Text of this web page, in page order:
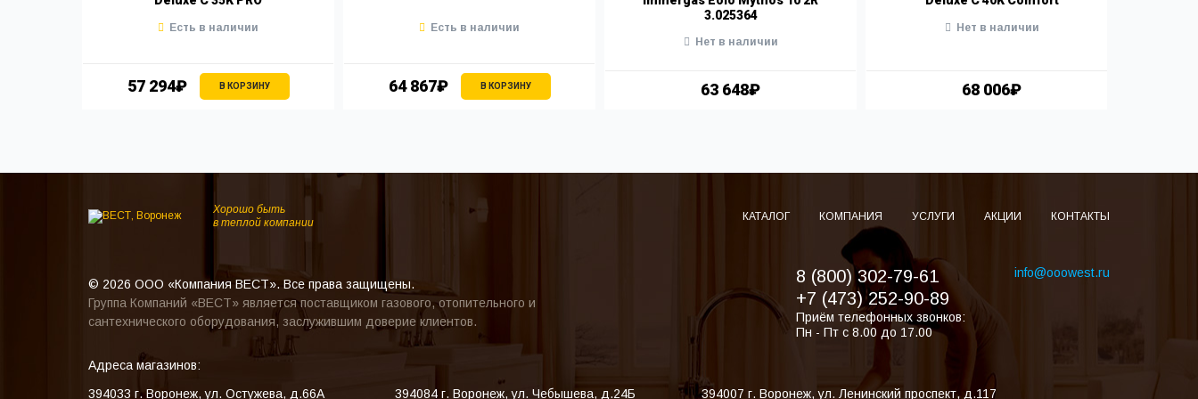
57 294₽ В КОРЗИНУ
Есть в наличии
64 867₽ В КОРЗИНУ
Есть в наличии
3.025364
63 648₽
Нет в наличии
68 006₽
Нет в наличии
Хорошо быть
в теплой компании
КАТАЛОГ КОМПАНИЯ УСЛУГИ АКЦИИ КОНТАКТЫ
© 2026 ООО «Компания ВЕСТ». Все права защищены.
Группа Компаний «ВЕСТ» является поставщиком газового, отопительного и
сантехнического оборудования, заслужившим доверие клиентов.
8 (800) 302-79-61
+7 (473) 252-90-89
Приём телефонных звонков:
Пн - Пт с 8.00 до 17.00
info@ooowest.ru
Адреса магазинов:
394033 г. Воронеж,ул. Остужева, д.66А 394084 г. Воронеж,ул. Чебышева, д.24Б 394007 г. Воронеж,ул. Ленинский проспект, д.117